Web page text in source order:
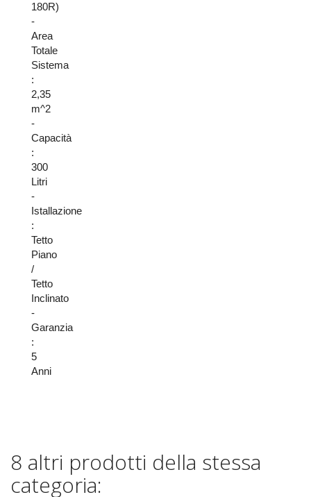
180R)
-
Area
Totale
Sistema
:
2,35
m^2
-
Capacità
:
300
Litri
-
Istallazione
:
Tetto
Piano
/
Tetto
Inclinato
-
Garanzia
:
5
Anni
8 altri prodotti della stessa
categoria: